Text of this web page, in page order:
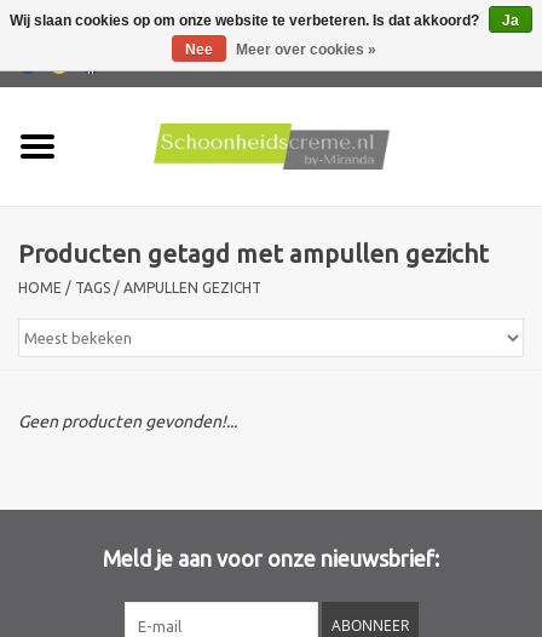
Producten
Huidproblemen
Producten getagd met ampullen gezicht
HOME / TAGS / AMPULLEN GEZICHT
Geen producten gevonden!...
Meld je aan voor onze nieuwsbrief:
ABONNEER
Wij slaan cookies op om onze website te verbeteren. Is dat akkoord?
Ja
Nee
Meer over cookies »